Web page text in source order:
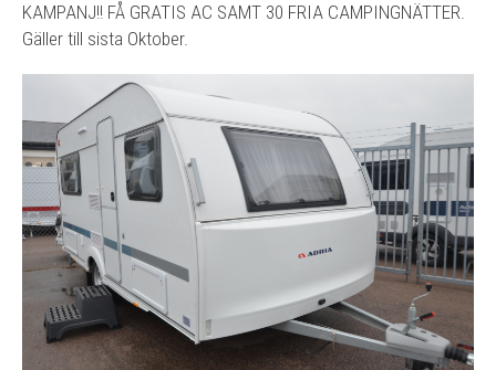
KAMPANJ!! FÅ GRATIS AC SAMT 30 FRIA CAMPINGNÄTTER.
Gäller till sista Oktober.